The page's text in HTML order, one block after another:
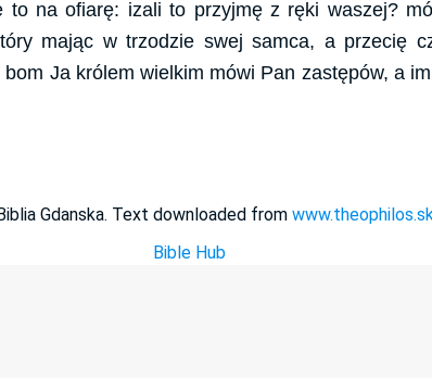
to na ofiarę: izali to przyjmę z ręki waszej?
mając w trzodzie swej samca, a przecię
bom Ja królem wielkim mówi Pan zastępów, a
Gdanska. Text downloaded from
Bible Hub